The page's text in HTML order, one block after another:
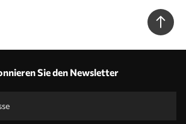
Sie den Newsletter